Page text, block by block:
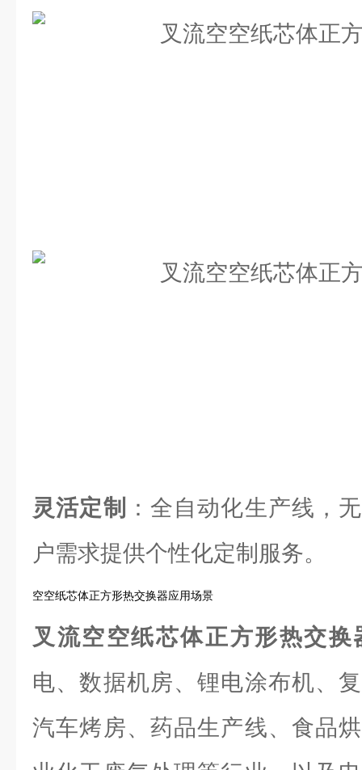
灵活定制
：全自动化生产线，
户需求提供个性化定制服务。
空空纸芯体正方形热交换器应用场景
叉流空空纸芯体正方形热交换
电、数据机房、锂电涂布机、
汽车烤房、药品生产线、食品